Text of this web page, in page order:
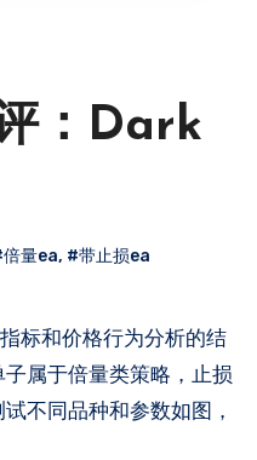
：Dark
量ea, #带止损ea
属于倍量类策略，止损
不同品种和参数如图，